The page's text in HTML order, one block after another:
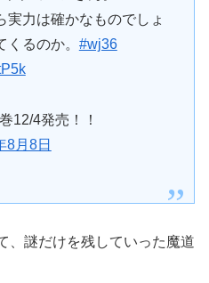
実力は確かなものでしょ
るのか。 #wj36
12/4発売！！
8月8日
、謎だけを残していった魔道